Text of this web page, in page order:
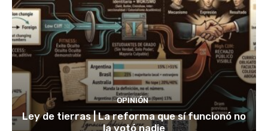
OPINIÓN
Ley de tierras | La reforma que sí funcionó no
la votó nadie